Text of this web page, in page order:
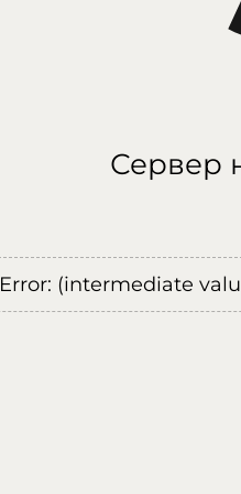
Сервер
Error: (intermediate